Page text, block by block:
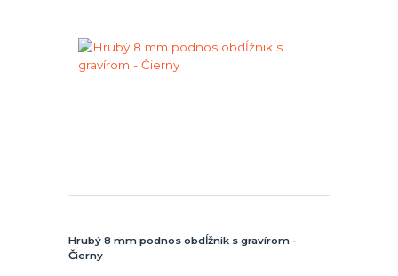
Hrubý 8 mm podnos obdĺžnik s gravírom -
Čierny